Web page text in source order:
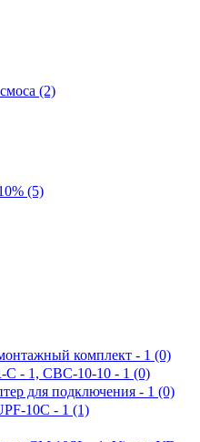
(2)
(5)
комплект - 1 (0)
C - 1, CBC-10-10 - 1 (0)
для подключения - 1 (0)
10C - 1 (1)